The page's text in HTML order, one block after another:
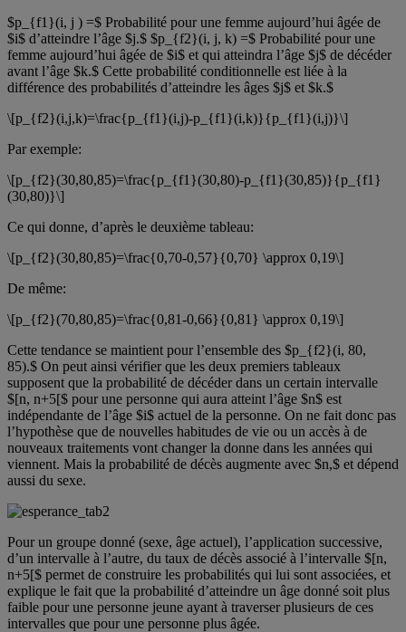
$p_{f1}(i, j ) =$ Probabilité pour une femme aujourd’hui âgée de
$i$ d’atteindre l’âge $j.$ $p_{f2}(i, j, k) =$ Probabilité pour une
femme aujourd’hui âgée de $i$ et qui atteindra l’âge $j$ de décéder
avant l’âge $k.$ Cette probabilité conditionnelle est liée à la
différence des probabilités d’atteindre les âges $j$ et $k.$
\[p_{f2}(i,j,k)=\frac{p_{f1}(i,j)-p_{f1}(i,k)}{p_{f1}(i,j)}\]
Par exemple:
\[p_{f2}(30,80,85)=\frac{p_{f1}(30,80)-p_{f1}(30,85)}{p_{f1}
(30,80)}\]
Ce qui donne, d’après le deuxième tableau:
\[p_{f2}(30,80,85)=\frac{0,70-0,57}{0,70} \approx 0,19\]
De même:
\[p_{f2}(70,80,85)=\frac{0,81-0,66}{0,81} \approx 0,19\]
Cette tendance se maintient pour l’ensemble des $p_{f2}(i, 80,
85).$ On peut ainsi vérifier que les deux premiers tableaux
supposent que la probabilité de décéder dans un certain intervalle
$[n, n+5[$ pour une personne qui aura atteint l’âge $n$ est
indépendante de l’âge $i$ actuel de la personne. On ne fait donc pas
l’hypothèse que de nouvelles habitudes de vie ou un accès à de
nouveaux traitements vont changer la donne dans les années qui
viennent. Mais la probabilité de décès augmente avec $n,$ et dépend
aussi du sexe.
Pour un groupe donné (sexe, âge actuel), l’application successive,
d’un intervalle à l’autre, du taux de décès associé à l’intervalle $[n,
n+5[$ permet de construire les probabilités qui lui sont associées, et
explique le fait que la probabilité d’atteindre un âge donné soit plus
faible pour une personne jeune ayant à traverser plusieurs de ces
intervalles que pour une personne plus âgée.